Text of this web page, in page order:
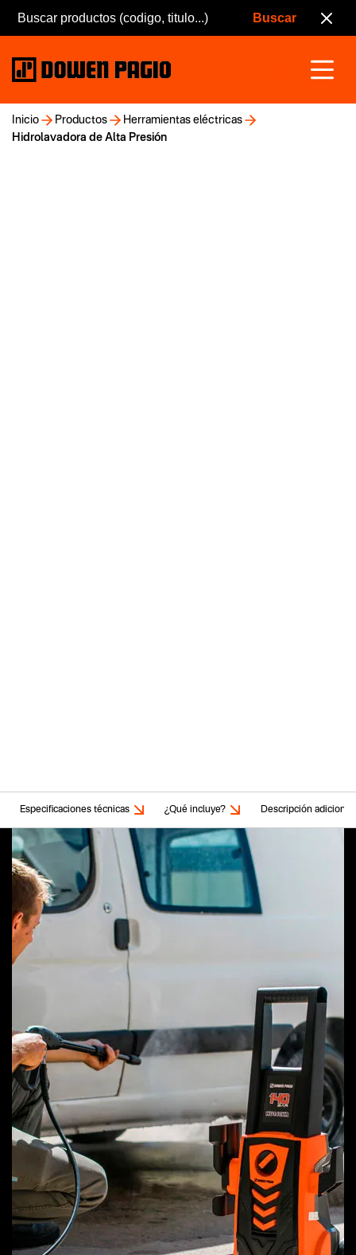
Inicio Productos
Herramientas eléctricas
Hidrolavadora de Alta Presión
Especificaciones técnicas ¿Qué incluye? Descripción adicional